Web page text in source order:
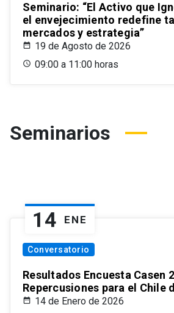
Seminario: “El Activo que
el envejecimiento redefine
mercados y estrategia”
19 de Agosto de 2026
09:00 a 11:00 horas
Seminarios
14 ENE
Conversatorio
Resultados Encuesta Casen
Repercusiones para el Chile
14 de Enero de 2026